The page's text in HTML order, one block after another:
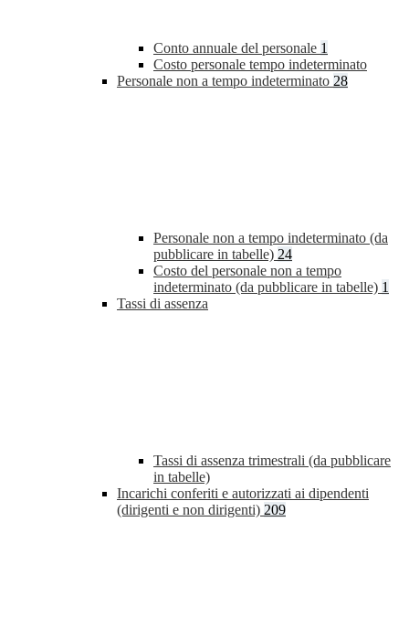
Conto annuale del personale 1
Costo personale tempo indeterminato
Personale non a tempo indeterminato 28
Personale non a tempo indeterminato (da
pubblicare in tabelle) 24
Costo del personale non a tempo
indeterminato (da pubblicare in tabelle) 1
Tassi di assenza
Tassi di assenza trimestrali (da pubblicare
in tabelle)
Incarichi conferiti e autorizzati ai dipendenti
(dirigenti e non dirigenti) 209